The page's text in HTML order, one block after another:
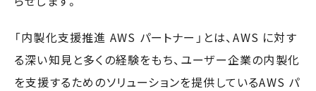
「内製化支援推進 AWS パートナー」とは、AWS に対す
る深い知見と多くの経験をもち、ユーザー企業の内製化
を支援するためのソリューションを提供しているAWS パ